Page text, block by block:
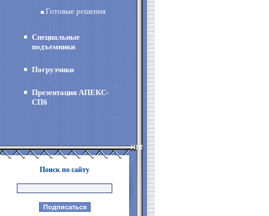
Готовые решения
Специальные
подъемники
Погрузчики
Презентация АПЕКС-
СПб
Поиск по сайту